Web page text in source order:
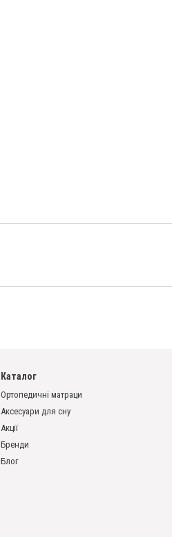
Каталог
Ортопедичні матраци
Аксесуари для сну
Акції
Бренди
Блог